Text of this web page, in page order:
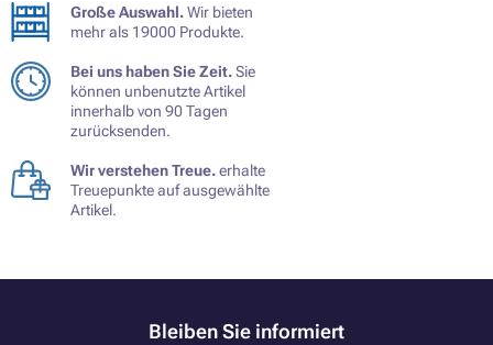
Große Auswahl.Wir bieten
mehr als 19000 Produkte.
Bei uns haben Sie Zeit.Sie
können unbenutzte Artikel
innerhalb von 90 Tagen
zurücksenden.
Wir verstehen Treue.erhalte
Treuepunkte auf ausgewählte
Artikel.
Bleiben Sie informiert